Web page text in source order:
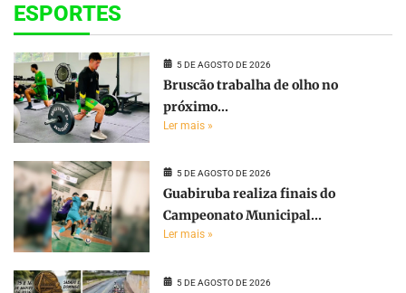
ESPORTES
5 DE AGOSTO DE 2026
Bruscão trabalha de olho no
próximo...
Ler mais »
5 DE AGOSTO DE 2026
Guabiruba realiza finais do
Campeonato Municipal...
Ler mais »
5 DE AGOSTO DE 2026